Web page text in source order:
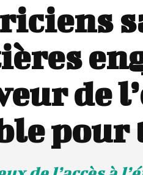
de
pour